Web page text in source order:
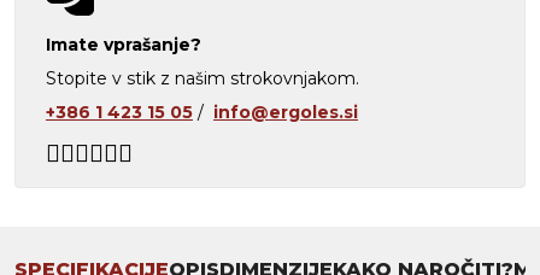
Imate vprašanje?
Stopite v stik z našim strokovnjakom.
+386 1 423 15 05 / info@ergoles.si
SPECIFIKACIJEOPISDIMENZIJEKAKO NAROČITI?